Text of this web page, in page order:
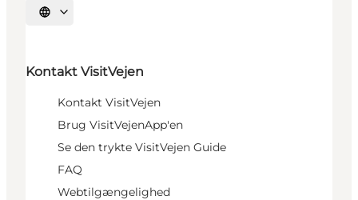
Sprache auswählen
Kontakt VisitVejen
Kontakt VisitVejen
Brug VisitVejenApp'en
Se den trykte VisitVejen Guide
FAQ
Webtilgængelighed